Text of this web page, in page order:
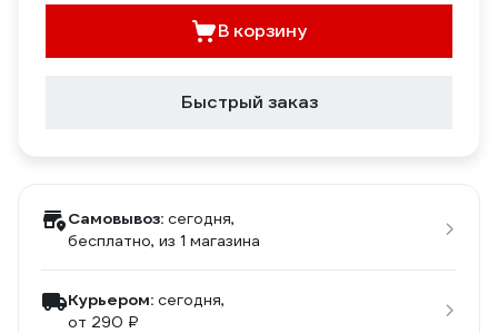
В корзину
Быстрый заказ
Самовывоз: сегодня,
бесплатно, из 1 магазина
Курьером: сегодня,
от 290 ₽